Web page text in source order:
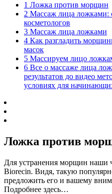
1 Ложка против морщин
2 Массаж лица ложками:
косметологов
3 Массаж лица ложками
4 Как разгладить
масок
5 Массируем лицо
6 Все о массаже лица
результатов до видео
условиях для
Ложка против
Для устранения морщин наши
Biorecin. Видя, такую
предложить его и вашему
Подробнее здесь…